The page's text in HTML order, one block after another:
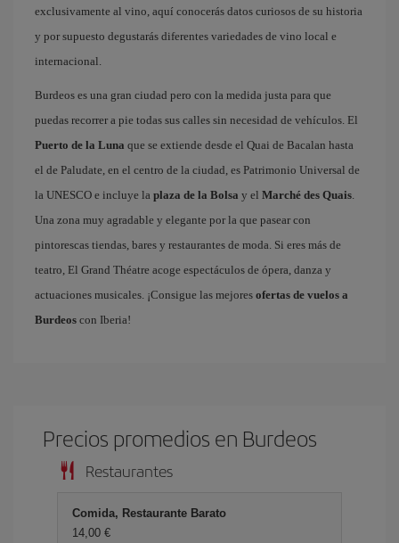
exclusivamente al vino, aquí conocerás datos curiosos de su historia
y por supuesto degustarás diferentes variedades de vino local e
internacional.
Burdeos es una gran ciudad pero con la medida justa para que
puedas recorrer a pie todas sus calles sin necesidad de vehículos. El
Puerto de la Luna que se extiende desde el Quai de Bacalan hasta
el de Paludate, en el centro de la ciudad, es Patrimonio Universal de
la UNESCO e incluye la plaza de la Bolsa y el Marché des Quais.
Una zona muy agradable y elegante por la que pasear con
pintorescas tiendas, bares y restaurantes de moda. Si eres más de
teatro, El Grand Théatre acoge espectáculos de ópera, danza y
actuaciones musicales. ¡Consigue las mejores ofertas de vuelos a
Burdeos con Iberia!
Precios promedios en Burdeos
Restaurantes
Comida, Restaurante Barato
14,00 €